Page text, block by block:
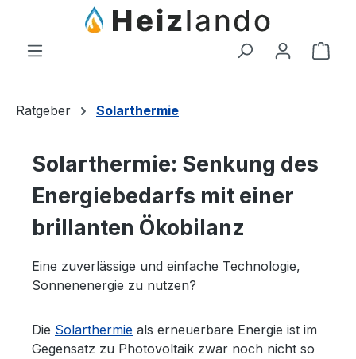
Zum Hauptinhalt springen
Ratgeber Solarthermie
Solarthermie: Senkung des
Energiebedarfs mit einer
brillanten Ökobilanz
Eine zuverlässige und einfache Technologie,
Sonnenenergie zu nutzen?
Die Solarthermie als erneuerbare Energie ist im
Gegensatz zu Photovoltaik zwar noch nicht so